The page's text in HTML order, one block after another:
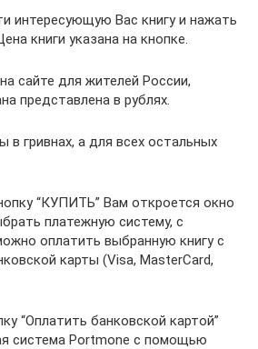
интересующую Вас книгу и нажать
книги указана на кнопке.
сайте для жителей России,
представлена в рублях.
в гривнах, а для всех остальных
“КУПИТЬ” Вам откроется окно
платежную систему, с
оплатить выбранную книгу с
карты (Visa, MasterCard,
“Оплатить банковской картой”
система Portmone с помощью